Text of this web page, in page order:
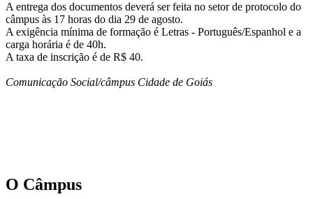
A entrega dos documentos deverá ser feita no setor de protocolo do
câmpus às 17 horas do dia 29 de agosto.
A exigência mínima de formação é Letras - Português/Espanhol e a
carga horária é de 40h.
A taxa de inscrição é de R$ 40.
Comunicação Social/câmpus Cidade de Goiás
O Câmpus